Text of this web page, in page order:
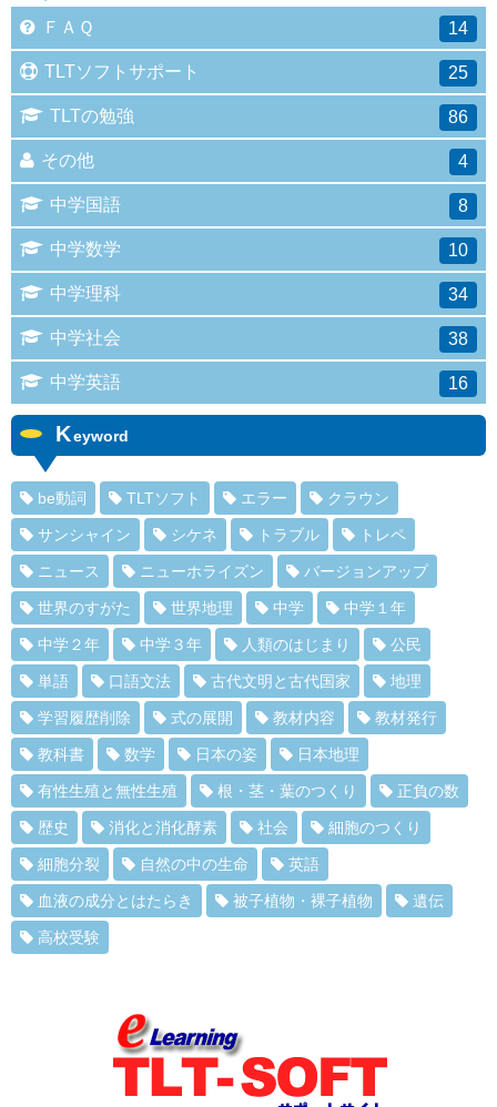
ＦＡＱ 14
TLTソフトサポート 25
TLTの勉強 86
その他 4
中学国語 8
中学数学 10
中学理科 34
中学社会 38
中学英語 16
Keyword
be動詞 TLTソフト エラー クラウン
サンシャイン シケネ トラブル トレペ
ニュース ニューホライズン バージョンアップ
世界のすがた 世界地理 中学 中学１年
中学２年 中学３年 人類のはじまり 公民
単語 口語文法 古代文明と古代国家 地理
学習履歴削除 式の展開 教材内容 教材発行
教科書 数学 日本の姿 日本地理
有性生殖と無性生殖 根・茎・葉のつくり 正負の数
歴史 消化と消化酵素 社会 細胞のつくり
細胞分裂 自然の中の生命 英語
血液の成分とはたらき 被子植物・裸子植物 遺伝
高校受験